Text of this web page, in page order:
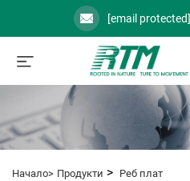
[email protected]
Начало> Продукти > Реб плат